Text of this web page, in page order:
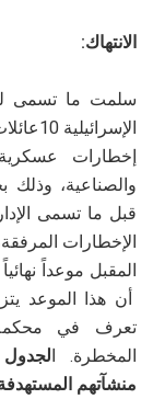
الانتهاك:
سلمت ما تسمى
إخطارات
والصناعية،
قبل ما تسمى
الإخطارات
المقبل موعداً
أن هذا الموعد
تعرف في
المخطرة. ا
منشآتهم